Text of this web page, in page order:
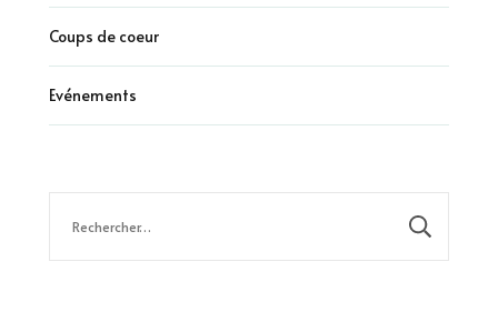
Coups de coeur
Evénements